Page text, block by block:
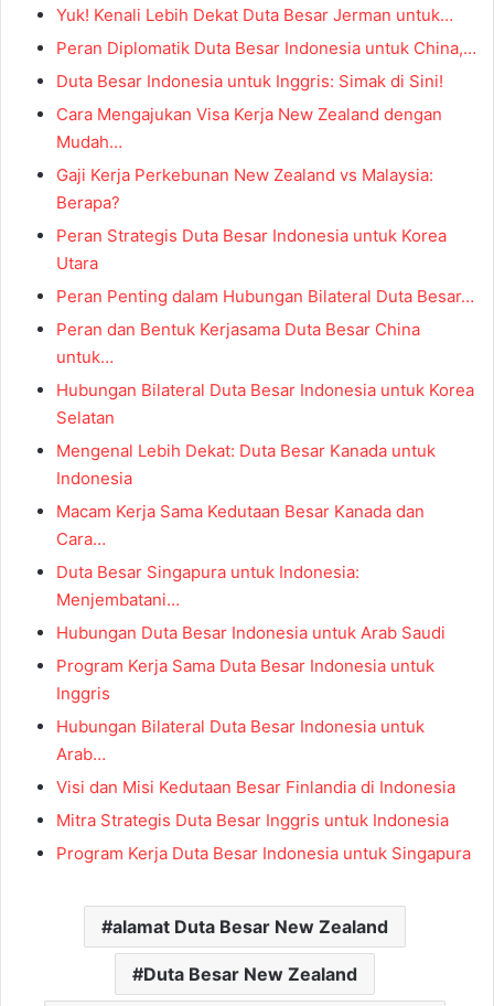
Yuk! Kenali Lebih Dekat Duta Besar Jerman untuk…
Peran Diplomatik Duta Besar Indonesia untuk China,…
Duta Besar Indonesia untuk Inggris: Simak di Sini!
Cara Mengajukan Visa Kerja New Zealand dengan
Mudah…
Gaji Kerja Perkebunan New Zealand vs Malaysia:
Berapa?
Peran Strategis Duta Besar Indonesia untuk Korea
Utara
Peran Penting dalam Hubungan Bilateral Duta Besar…
Peran dan Bentuk Kerjasama Duta Besar China
untuk…
Hubungan Bilateral Duta Besar Indonesia untuk Korea
Selatan
Mengenal Lebih Dekat: Duta Besar Kanada untuk
Indonesia
Macam Kerja Sama Kedutaan Besar Kanada dan
Cara…
Duta Besar Singapura untuk Indonesia:
Menjembatani…
Hubungan Duta Besar Indonesia untuk Arab Saudi
Program Kerja Sama Duta Besar Indonesia untuk
Inggris
Hubungan Bilateral Duta Besar Indonesia untuk
Arab…
Visi dan Misi Kedutaan Besar Finlandia di Indonesia
Mitra Strategis Duta Besar Inggris untuk Indonesia
Program Kerja Duta Besar Indonesia untuk Singapura
alamat Duta Besar New Zealand
Duta Besar New Zealand